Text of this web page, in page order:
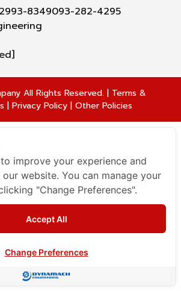
8349093-282-4295
All Rights Reserved. | Terms &
| Privacy Policy | Other Policies
improve your experience and
website. You can manage your
"Change Preferences".
Accept All
Change Preferences